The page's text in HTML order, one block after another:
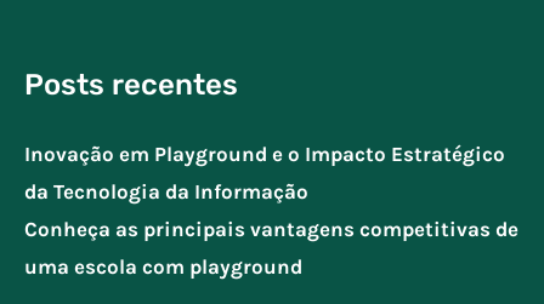
Posts recentes
Inovação em Playground e o Impacto Estratégico
da Tecnologia da Informação
Conheça as principais vantagens competitivas de
uma escola com playground